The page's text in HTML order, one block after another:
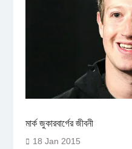
মার্ক জুকারবার্গের জীবনী
18 Jan 2015